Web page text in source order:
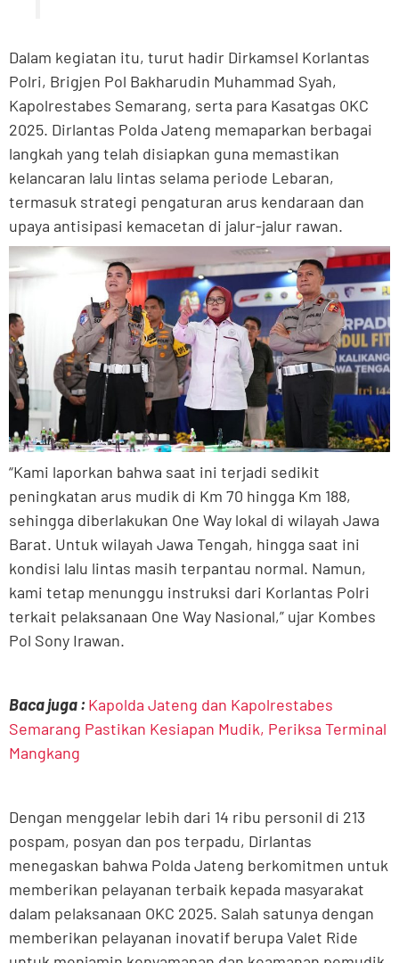
Dalam kegiatan itu, turut hadir Dirkamsel Korlantas
Polri, Brigjen Pol Bakharudin Muhammad Syah,
Kapolrestabes Semarang, serta para Kasatgas OKC
2025. Dirlantas Polda Jateng memaparkan berbagai
langkah yang telah disiapkan guna memastikan
kelancaran lalu lintas selama periode Lebaran,
termasuk strategi pengaturan arus kendaraan dan
upaya antisipasi kemacetan di jalur-jalur rawan.
“Kami laporkan bahwa saat ini terjadi sedikit
peningkatan arus mudik di Km 70 hingga Km 188,
sehingga diberlakukan One Way lokal di wilayah Jawa
Barat. Untuk wilayah Jawa Tengah, hingga saat ini
kondisi lalu lintas masih terpantau normal. Namun,
kami tetap menunggu instruksi dari Korlantas Polri
terkait pelaksanaan One Way Nasional,” ujar Kombes
Pol Sony Irawan.
Baca juga : Kapolda Jateng dan Kapolrestabes
Semarang Pastikan Kesiapan Mudik, Periksa Terminal
Mangkang
Dengan menggelar lebih dari 14 ribu personil di 213
pospam, posyan dan pos terpadu, Dirlantas
menegaskan bahwa Polda Jateng berkomitmen untuk
memberikan pelayanan terbaik kepada masyarakat
dalam pelaksanaan OKC 2025. Salah satunya dengan
memberikan pelayanan inovatif berupa Valet Ride